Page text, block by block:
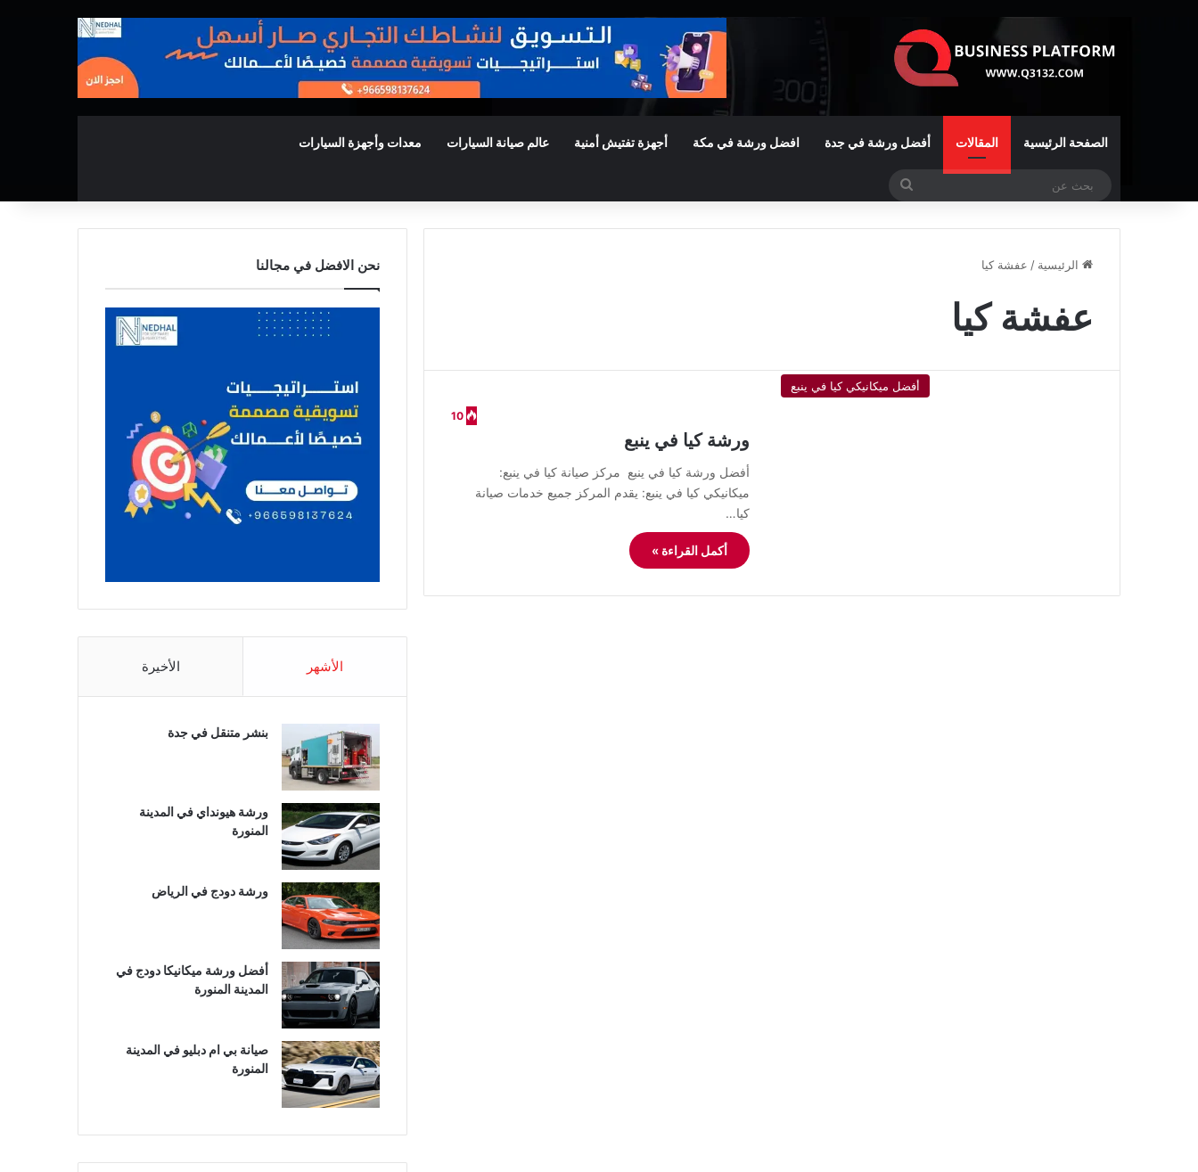
الصفحة الرئيسية المقالات أفضل ورشة في جدة افضل ورشة في مكة أجهزة تفتيش أمنية عالم صيانة السيارات معدات وأجهزة السيارات
الرئيسية / عفشة كيا
عفشة كيا
أفضل ميكانيكي كيا في ينبع
10
ورشة كيا في ينبع
أفضل ورشة كيا في ينبع مركز صيانة كيا في ينبع:
ميكانيكي كيا في ينبع: يقدم المركز جميع خدمات صيانة
كيا…
أكمل القراءة »
نحن الافضل في مجالنا
الأشهر الأخيرة
بنشر متنقل في جدة
ورشة هيونداي في المدينة
المنورة
ورشة دودج في الرياض
أفضل ورشة ميكانيكا دودج في
المدينة المنورة
صيانة بي ام دبليو في المدينة
المنورة